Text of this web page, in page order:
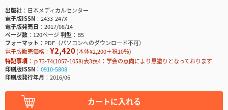
出版社
日本メディカルセンター
電子版ISSN
2433-247X
電子版発売日
2017/08/14
ページ数
120ページ判型
B5
フォーマット
PDF（パソコンへのダウンロード不可）
電子版販売価格： ¥2,420(本体¥2,200＋税10％)
特記事項
ｐ73-74(1057-1058)表3表4：学会の意向により黒塗りとなっております
印刷版ISSN
0910-5808
印刷版発行年月
2016/06
カートに入れる